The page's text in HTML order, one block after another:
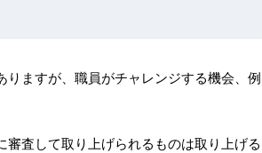
りますが、職員がチャレンジする機会、例
審査して取り上げられるものは取り上げる